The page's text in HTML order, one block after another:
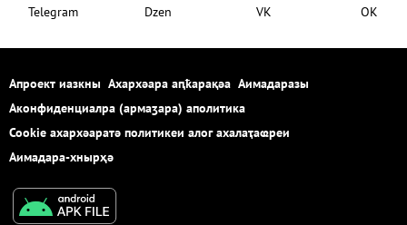
Telegram Dzen VK OK
Апроект иазкны Ахархәара аԥҟарақәа Аимадаразы
Аконфиденциалра (армаӡара) аполитика
Cookie ахархәаратә политикеи алог ахалаҭаҩреи
Аимадара-хнырҳә